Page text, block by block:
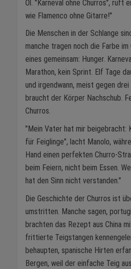
Öl. "Karneval ohne Churros", ruft
wie Flamenco ohne Gitarre!"
Die Menschen in der Schlange
manche tragen noch die Farbe im
eines gemeinsam: Hunger.
Marathon, kein Sprint. Elf Tage
und irgendwann, meist gegen drei
braucht der Körper Nachschub.
Churros.
"Mein Vater hat mir beigebracht:
für Feiglinge", lacht Manolo,
Hand einen perfekten Churro-
beim Feiern, nicht beim Essen.
hat den Sinn nicht verstanden."
Die Geschichte der Churros ist
umstritten. Manche sagen,
brachten das Rezept aus China
frittierte Teigstangen
behaupten, spanische Hirten
Bergen, weil der einfache Teig